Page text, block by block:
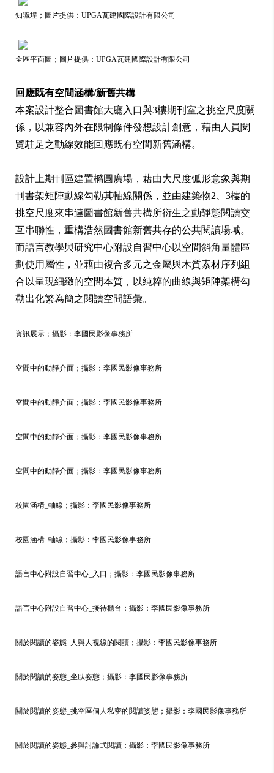
知識埕；圖片提供：UPGA瓦建國際設計有限公司
全區平面圖；圖片提供：UPGA瓦建國際設計有限公司
回應既有空間涵構/新舊共構
本案設計整合圖書館大廳入口與3樓期刊室之挑空尺度關
係，以兼容內外在限制條件發想設計創意，藉由人員閱
覽駐足之動線效能回應既有空間新舊涵構。
設計上期刊區建置橢圓廣場，藉由大尺度弧形意象與期
刊書架矩陣動線勾勒其軸線關係，並由建築物2、3樓的
挑空尺度來串連圖書館新舊共構所衍生之動靜態閱讀交
互串聯性，重構浩然圖書館新舊共存的公共閱讀場域。
而語言教學與研究中心附設自習中心以空間斜角量體區
劃使用屬性，並藉由複合多元之金屬與木質素材序列組
合以呈現細緻的空間本質，以純粹的曲線與矩陣架構勾
勒出化繁為簡之閱讀空間語彙。
資訊展示；攝影：李國民影像事務所
空間中的動靜介面；攝影：李國民影像事務所
空間中的動靜介面；攝影：李國民影像事務所
空間中的動靜介面；攝影：李國民影像事務所
空間中的動靜介面；攝影：李國民影像事務所
校園涵構_軸線；攝影：李國民影像事務所
校園涵構_軸線；攝影：李國民影像事務所
語言中心附設自習中心_入口；攝影：李國民影像事務所
語言中心附設自習中心_接待櫃台；攝影：李國民影像事務所
關於閱讀的姿態_人與人視線的閱讀；攝影：李國民影像事務所
關於閱讀的姿態_坐臥姿態；攝影：李國民影像事務所
關於閱讀的姿態_挑空區個人私密的閱讀姿態；攝影：李國民影像事務所
關於閱讀的姿態_參與討論式閱讀；攝影：李國民影像事務所